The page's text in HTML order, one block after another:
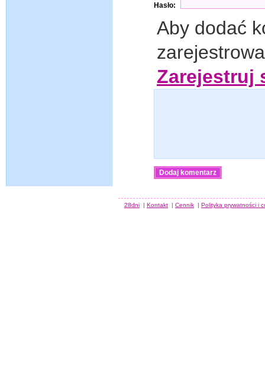
Hasło:
Aby dodać
Zarejestruj
28dni | Kontakt | Cennik | Polityka prywatności i